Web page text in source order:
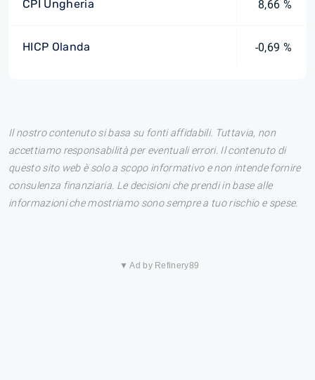
CPI Ungheria 8,66 %
HICP Olanda -0,69 %
Il nostro contenuto si basa su fonti affidabili. Tuttavia, non
accettiamo responsabilità per eventuali errori. Il contenuto di
questo sito web è solo a scopo informativo e non intende fornire
consulenza finanziaria. Le decisioni che prendi in base alle
informazioni che mostriamo sono sempre a tuo rischio e spese.
▼ Ad by Refinery89